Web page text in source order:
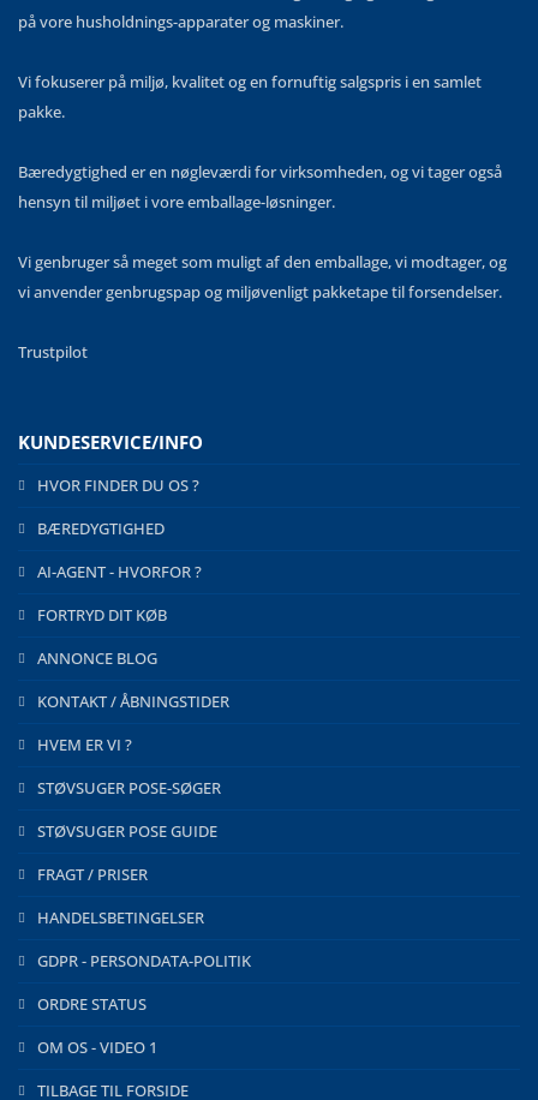
på vore husholdnings-apparater og maskiner.
Vi fokuserer på miljø, kvalitet og en fornuftig salgspris i en samlet
pakke.
Bæredygtighed er en nøgleværdi for virksomheden, og vi tager også
hensyn til miljøet i vore emballage-løsninger.
Vi genbruger så meget som muligt af den emballage, vi modtager, og
vi anvender genbrugspap og miljøvenligt pakketape til forsendelser.
Trustpilot
KUNDESERVICE/INFO
HVOR FINDER DU OS ?
BÆREDYGTIGHED
AI-AGENT - HVORFOR ?
FORTRYD DIT KØB
ANNONCE BLOG
KONTAKT / ÅBNINGSTIDER
HVEM ER VI ?
STØVSUGER POSE-SØGER
STØVSUGER POSE GUIDE
FRAGT / PRISER
HANDELSBETINGELSER
GDPR - PERSONDATA-POLITIK
ORDRE STATUS
OM OS - VIDEO 1
TILBAGE TIL FORSIDE